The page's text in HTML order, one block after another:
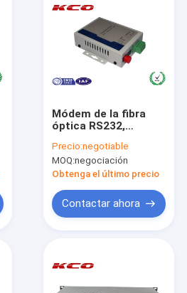
Módem de la fibra
óptica RS232,
de la fibra óptica de
RS422 RS485
Precio:negotiable
MOQ:negociación
Obtenga el último precio
Contactar ahora